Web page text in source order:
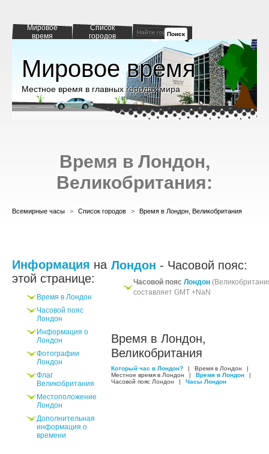
Мировое
время
Список
городов
Поиск
Мировое время
Местное время в главных городах мира
Время в Лондон,
Великобритания:
Всемирные часы > Список городов > Время в Лондон, Великобритания
Информация на
этой странице:
Время в Лондон
Часовой пояс
Лондон
Информация о
Лондон
Фотографии
Лондон
Флаг
Великобритания
Местоположение
Лондон
Дополнительная
информация о
времени
Лондон - Часовой пояс:
Часовой пояс Лондон
составляет GMT +NaN
Время в Лондон,
Великобритания
Который час в Лондон? | Время в Лондон
|
Местное время в Лондон
| Время в Лондон
|
Часовой пояс Лондон
| Часы Лондон